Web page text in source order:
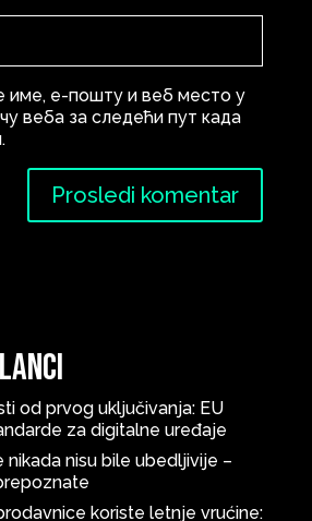
име, е-пошту и веб место у
веба за следећи пут када
od prvog uključivanja: EU
za digitalne uređaje
nikada nisu bile ubedljivije –
koriste letnje vrućine: